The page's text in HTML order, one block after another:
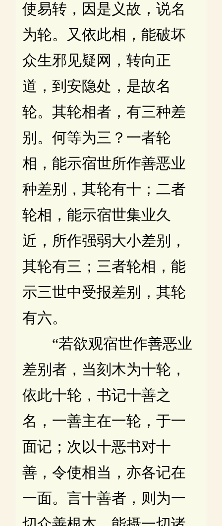
使易转，因是义故，说名
为轮。又依此相，能破坏
众生邪见疑网，转向正
道，到安隐处，是故名
轮。其轮相者，有三种差
别。何等为三？一者轮
相，能示宿世所作善恶业
种差别，其轮有十；二者
轮相，能示宿世集业久
近，所作强弱大小差别，
其轮有三；三者轮相，能
示三世中受报差别，其轮
有六。
“若欲观宿世作善恶业
差别者，当刻木为十轮，
依此十轮，书记十善之
名，一善主在一轮，于一
面记；次以十恶书对十
善，令使相当，亦各记在
一面。言十善者，则为一